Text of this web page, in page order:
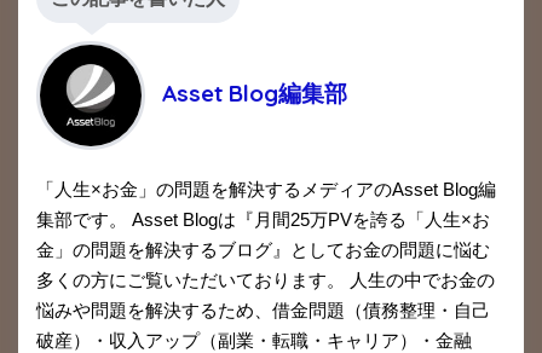
Asset Blog編集部
「人生×お金」の問題を解決するメディアのAsset Blog編
集部です。 Asset Blogは『月間25万PVを誇る「人生×お
金」の問題を解決するブログ』としてお金の問題に悩む
多くの方にご覧いただいております。 人生の中でお金の
悩みや問題を解決するため、借金問題（債務整理・自己
破産）・収入アップ（副業・転職・キャリア）・金融